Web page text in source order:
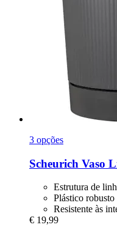
3 opções
Scheurich Vaso
Estrutura de
Plástico robusto
Resistente às
€ 19,99